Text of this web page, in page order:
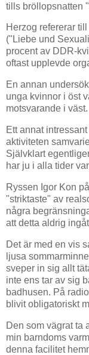
tills bröllopsnatten
Herzog refererar
("Liebe und
procent av DDR-
oftast upplevde
En annan
unga kvinnor i öst
motsvarande i väst.
Ett annat
aktiviteten
Självklart
har ju i alla tider
Ryssen Igor Kon
"striktaste" av
några
att detta aldrig
Det är med en vis
ljusa
sveper in sig allt
inte ens tar av sig
badhusen. På
blivit obligatoriskt
Den som vägrat ta
min barndoms
denna facilitet